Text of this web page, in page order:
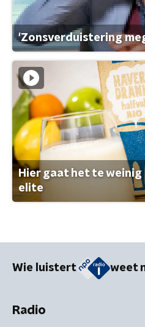
'Zonsverduistering
Hier gaat het te
elite
Wie luistert weet
Radio